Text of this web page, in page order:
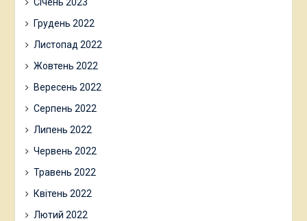
Грудень 2022
Листопад 2022
Жовтень 2022
Вересень 2022
Серпень 2022
Липень 2022
Червень 2022
Травень 2022
Квітень 2022
Лютий 2022